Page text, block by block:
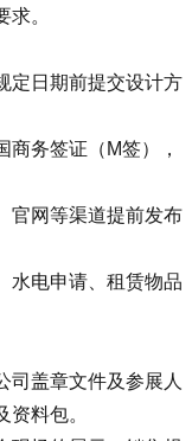
。
定日期前提交设计方
商务签证（M签），
官网等渠道提前发布
水电申请、租赁物品
司盖章文件及参展人
料包。